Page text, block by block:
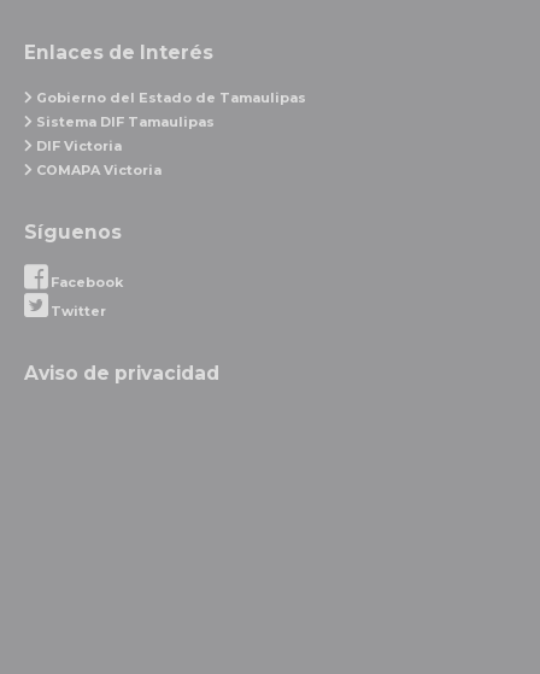
Enlaces de Interés
Gobierno del Estado de Tamaulipas
Sistema DIF Tamaulipas
DIF Victoria
COMAPA Victoria
Síguenos
Facebook
Twitter
Aviso de privacidad